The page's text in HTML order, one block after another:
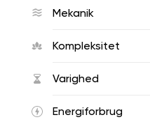
Mekanik
Kompleksitet
Varighed
Energiforbrug